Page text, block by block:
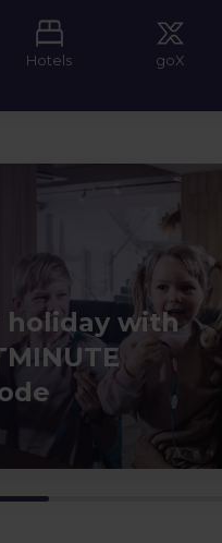
Hotels goX
holiday with